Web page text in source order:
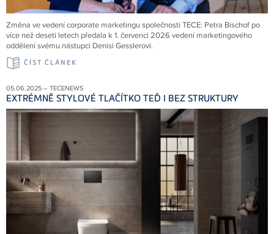
Změna ve vedení corporate marketingu společnosti TECE: Petra Bischof po
více než deseti letech předala k 1. červenci 2026 vedení marketingového
oddělení svému nástupci Denisi Gesslerovi.
ČÍST ČLÁNEK
05.06.2025 – TECENEWS
EXTRÉMNĚ STYLOVÉ TLAČÍTKO TEĎ I BEZ STRUKTURY